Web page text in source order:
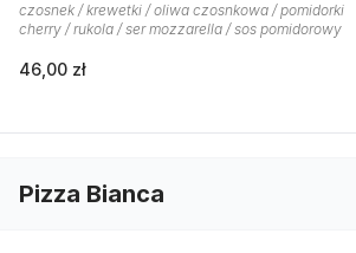
czosnek / krewetki / oliwa czosnkowa / pomidorki
cherry / rukola / ser mozzarella / sos pomidorowy
46,00 zł
Pizza Bianca